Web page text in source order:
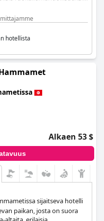
rantaloman.
hotellista
Alkaen 53 $
sijaitseva hotelli
paikan, josta on suora